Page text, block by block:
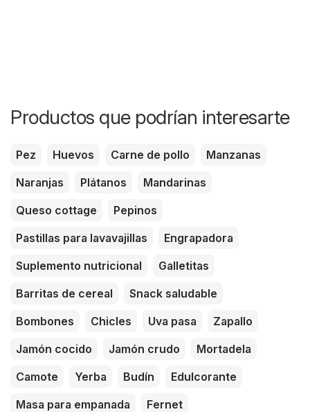
Productos que podrían interesarte
Pez Huevos Carne de pollo
Manzanas
Naranjas
Plátanos
Mandarinas
Queso cottage
Pepinos
Pastillas para lavavajillas
Engrapadora
Suplemento nutricional
Galletitas
Barritas de cereal
Snack saludable
Bombones
Chicles Uva pasa
Zapallo
Jamón cocido
Jamón crudo
Mortadela
Camote
Yerba Budín
Edulcorante
Masa para empanada
Fernet